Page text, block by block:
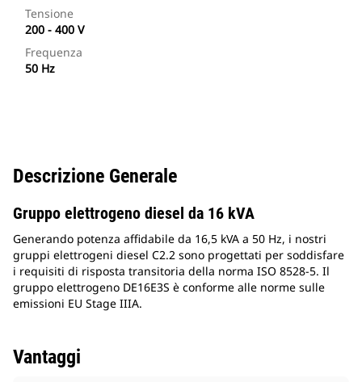
Tensione
200 - 400 V
Frequenza
50 Hz
Descrizione Generale
Gruppo elettrogeno diesel da 16 kVA
Generando potenza affidabile da 16,5 kVA a 50 Hz, i nostri
gruppi elettrogeni diesel C2.2 sono progettati per soddisfare
i requisiti di risposta transitoria della norma ISO 8528-5. Il
gruppo elettrogeno DE16E3S è conforme alle norme sulle
emissioni EU Stage IIIA.
Vantaggi